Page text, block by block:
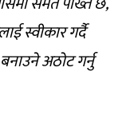
स्वीकार गर्दै
अठोट गर्नु